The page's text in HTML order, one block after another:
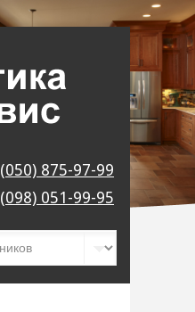
(050) 875-97-99
(098) 051-99-95